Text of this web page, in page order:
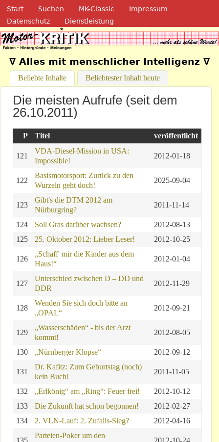
Direkt zum Inhalt
Navigation
Start Suchen MK-Classic
Impressum
Datenschutz
Dienstleistung
Motor-Kritik.de
∇ Alles mit menschlicher Intelligenz ∇
Beliebte Inhalte (aktiver Reiter)
Beliebtester Inhalt heute
Die meisten Aufrufe (seit dem
26.10.2011)
P Titel veröffentlicht
121
VDA-Diesel-Mission in USA:
Impossible!
2012-01-18
122
Basismotorsport: Zurück zu den
Wurzeln geht doch!
2025-09-04
123
Gibt's die DTM 2012 am
Nürburgring?
2011-11-14
124 Soll Gras darüber wachsen?
2012-08-13
125
25. Oktober 2012: Lieber Leser! 2012-10-25
126
„Schaff' mir die Kinder aus dem
Haus!“
2012-01-04
127
Unterschied zwischen D – DD und
DDR
2012-11-29
128
Wenden Sie sich doch bitte an
„OPAL“
2012-09-21
129
„Wasserschäden“ - bis der Arzt
kommt!
2012-08-05
130 „Nürnberger Klopse“ 2012-09-12
131
Dr. Kafitz: Zum Geburtstag (noch)
kein Buch!
2011-11-05
132 „Erlkönig“ am „Ring“: Feuer frei!
2012-10-12
133
Die Zukunft hat schon begonnen!
2012-02-27
134
2. VLN-Lauf: 2. Zufalls-Sieg? 2012-04-16
135
Parteien-Poker um den
2012-10-24